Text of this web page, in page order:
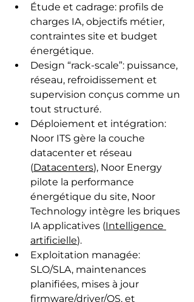
Étude et cadrage: profils de
charges IA, objectifs métier,
contraintes site et budget
énergétique.
Design “rack-scale”: puissance,
réseau, refroidissement et
supervision conçus comme un
tout structuré.
Déploiement et intégration:
Noor ITS gère la couche
datacenter et réseau
(Datacenters), Noor Energy
pilote la performance
énergétique du site, Noor
Technology intègre les briques
IA applicatives (Intelligence
artificielle).
Exploitation managée:
SLO/SLA, maintenances
planifiées, mises à jour
firmware/driver/OS, et